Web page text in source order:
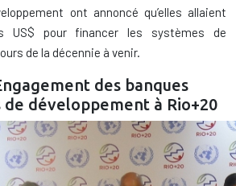
ont annoncé qu’elles allaient
US$ pour financer les systèmes de
de la décennie à venir.
des banques
développement à Rio+20